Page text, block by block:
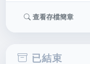
查看存檔簡章
已結束